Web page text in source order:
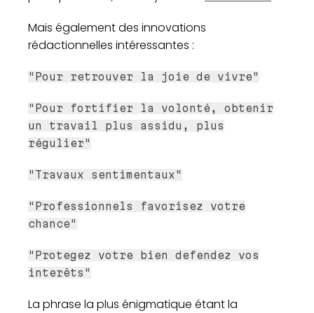
Mais également des innovations
rédactionnelles intéressantes :
"Pour retrouver la joie de vivre"
"Pour fortifier la volonté, obtenir
un travail plus assidu, plus
régulier"
"Travaux sentimentaux"
"Professionnels favorisez votre
chance"
"Protegez votre bien defendez vos
interêts"
La phrase la plus énigmatique étant la